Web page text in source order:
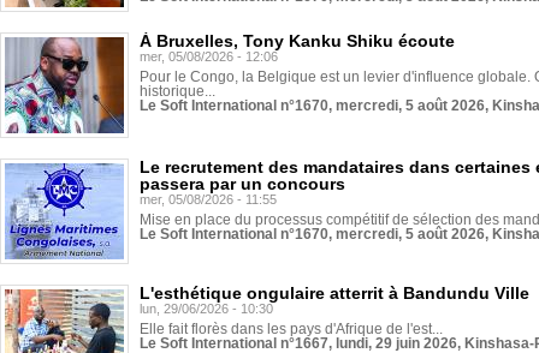
À Bruxelles, Tony Kanku Shiku écoute
mer, 05/08/2026 - 12:06
Pour le Congo, la Belgique est un levier d'influence globale.
historique...
Le Soft International n°1670, mercredi, 5 août 2026,
Le recrutement des mandataires dans
passera par un concours
mer, 05/08/2026 - 11:55
Mise en place du processus compétitif de sélection des
Le Soft International n°1670, mercredi, 5 août 2026,
L'esthétique ongulaire atterrit à Bandundu Ville
lun, 29/06/2026 - 10:30
Elle fait florès dans les pays d'Afrique de l'est...
Le Soft International n°1667, lundi, 29 juin 2026,